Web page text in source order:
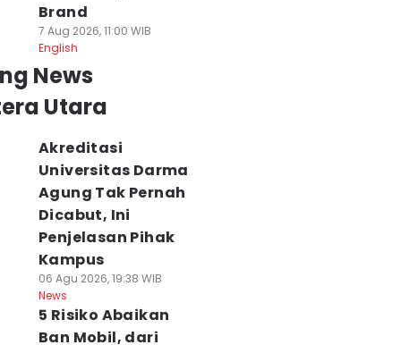
Brand
7 Aug 2026, 11:00 WIB
English
News
Utara
Akreditasi
Universitas Darma
Agung Tak Pernah
Dicabut, Ini
Penjelasan Pihak
Kampus
06 Agu 2026, 19:38 WIB
News
5 Risiko Abaikan
Ban Mobil, dari